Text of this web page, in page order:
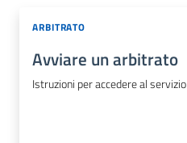
Seguici
ARBITRATO
Avviare un arbitrato
Istruzioni per accedere al servizio